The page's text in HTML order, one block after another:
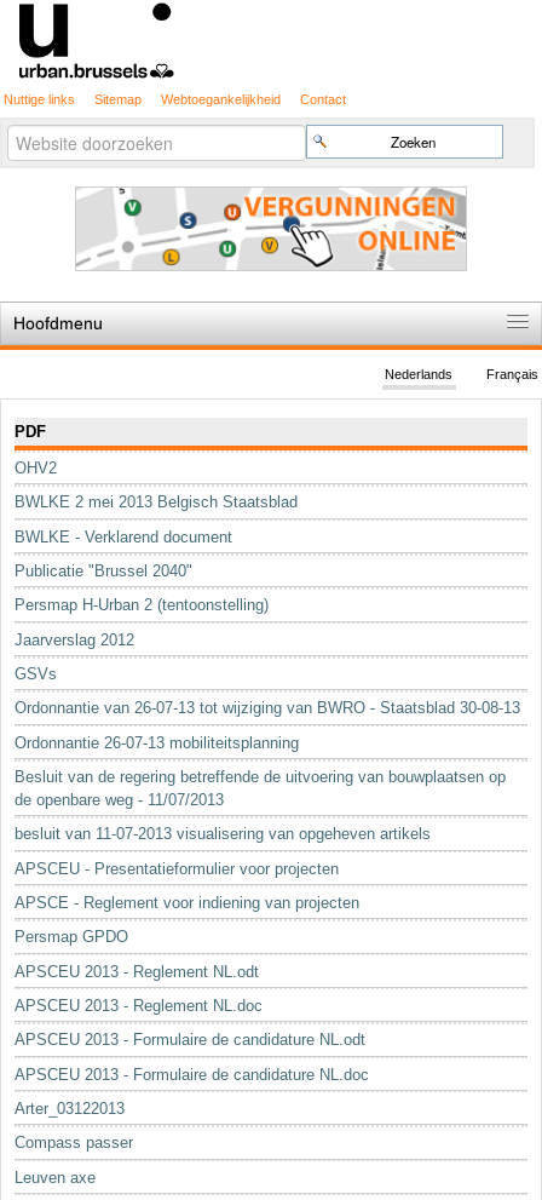
Nuttige links Sitemap Webtoegankelijkheid Contact
Zoek
Geavanceerd
zoeken...
Hoofdmenu
De spelregels
Stedenbouwkundige vergunning
Cartografie
Studies en publicaties
Sleutelwoorden
Stedenbouwkundige inlichtingen
Français
Nederlands
PDF
OHV2
BWLKE 2 mei 2013 Belgisch Staatsblad
BWLKE - Verklarend document
Publicatie "Brussel 2040"
Persmap H-Urban 2 (tentoonstelling)
Jaarverslag 2012
GSVs
Ordonnantie van 26-07-13 tot wijziging van BWRO - Staatsblad 30-08-13
Ordonnantie 26-07-13 mobiliteitsplanning
Besluit van de regering betreffende de uitvoering van bouwplaatsen op
de openbare weg - 11/07/2013
besluit van 11-07-2013 visualisering van opgeheven artikels
APSCEU - Presentatieformulier voor projecten
APSCE - Reglement voor indiening van projecten
Persmap GPDO
APSCEU 2013 - Reglement NL.odt
APSCEU 2013 - Reglement NL.doc
APSCEU 2013 - Formulaire de candidature NL.odt
APSCEU 2013 - Formulaire de candidature NL.doc
Arter_03122013
Compass passer
Leuven axe